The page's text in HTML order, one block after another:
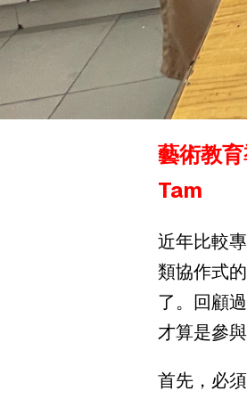
藝術教
Tam
近年比較
類協作式
了。
回顧
才算是參與
首先，必